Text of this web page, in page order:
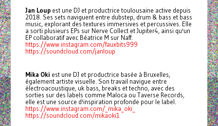
Jan Loupest une DJ et productrice toulousaine active depuis
2018. Ses sets naviguent entre dubstep, drum & bass et bass
music, explorant des textures immersives et percussives. Elle
a sorti plusieurs EPs sur Nerve Collect et Jupiter4, ainsi qu'un
EP collaboratif avec Béatrice M sur Naff.
https://www.instagram.com/fauxbits999
https://soundcloud.com/janloup
Mika Oki est une DJ et productrice basée à Bruxelles,
également artiste visuelle. Son travail navigue entre
électroacoustique, uk bass, breaks et techno, avec des
sorties sur des labels comme Maloca ou Taverse Records,
elle est une source d'inspiration profonde pour le label.
https://www.instagram.com/_mika_oki_
https://soundcloud.com/mikaoki1